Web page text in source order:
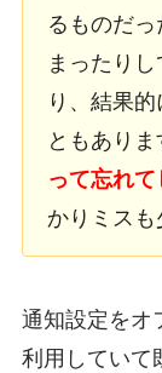
るものだ
まったり
り、結果
ともありま
って忘れ
かりミスも
通知設定をオ
利用していて